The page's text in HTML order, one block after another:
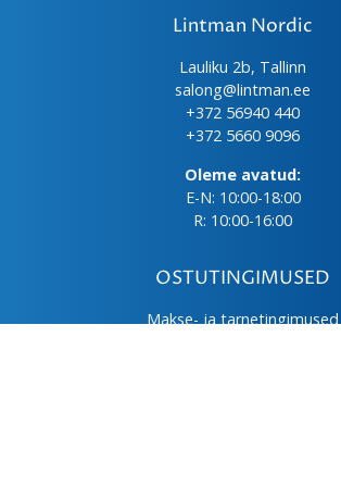
Lintman Nordic
Lauliku 2b, Tallinn
salong@lintman.ee
+372 56940 440
+372 5660 9096
Oleme avatud:
E-N: 10:00-18:00
R: 10:00-16:00
OSTUTINGIMUSED
Makse- ja tarnetingimused